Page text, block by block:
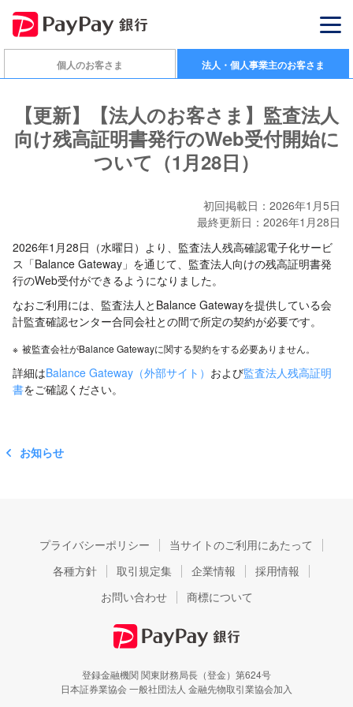
個人のお客さま 法人・個人事業主のお客さま
【更新】【法人のお客さま】監査法人
向け残高証明書発行のWeb受付開始に
ついて（1月28日）
初回掲載日：2026年1月5日
最終更新日：2026年1月28日
2026年1月28日（水曜日）より、監査法人残高確認電子化サービ
ス「Balance Gateway」を通じて、監査法人向けの残高証明書発
行のWeb受付ができるようになりました。
なおご利用には、監査法人とBalance Gatewayを提供している会
計監査確認センター合同会社との間で所定の契約が必要です。
※ 被監査会社がBalance Gatewayに関する契約をする必要ありません。
詳細はBalance Gateway（外部サイト） および監査法人残高証明
書をご確認ください。
お知らせ
プライバシーポリシー
当サイトのご利用にあたって
各種方針
取引規定集 企業情報
採用情報
お問い合わせ
商標について
登録金融機関 関東財務局長（登金）第624号
日本証券業協会 一般社団法人 金融先物取引業協会加入